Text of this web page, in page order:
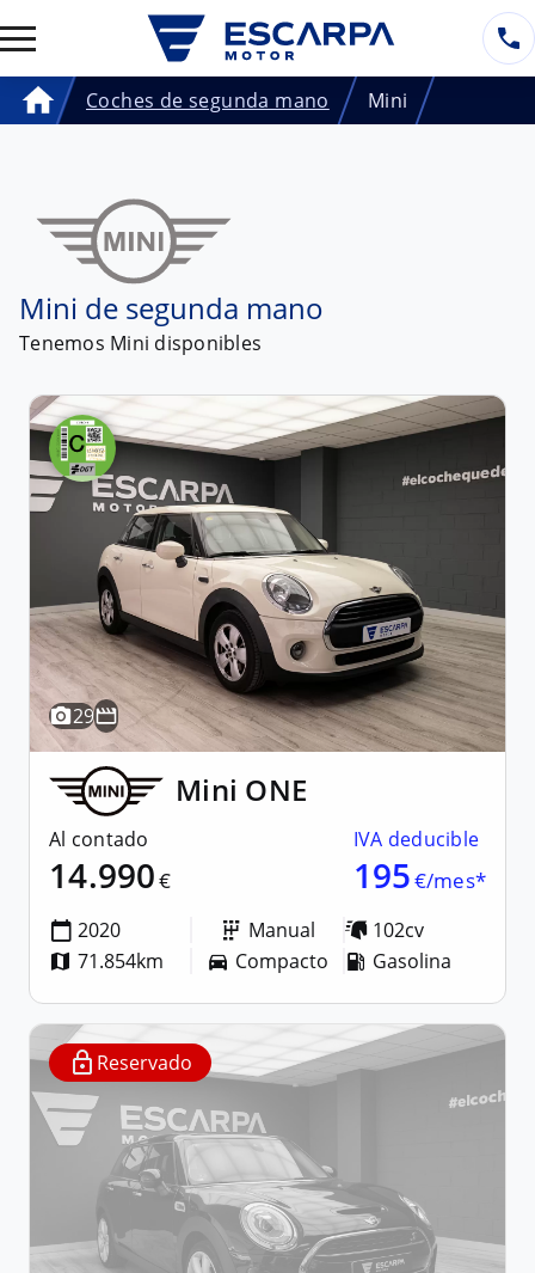
HomeCoches de segunda mano Mini
Mini de segunda mano
Tenemos Mini disponibles
29
Mini ONE
Al contado
14.990€
IVA deducible
195€/mes*
2020 Manual
102cv
71.854km
Compacto Gasolina
Reservado